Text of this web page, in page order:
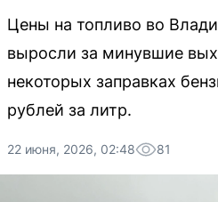
Цены на топливо во
выросли за минувшие
некоторых заправках
рублей за литр.
22 июня, 2026, 02:48 81